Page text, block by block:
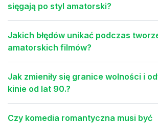
sięgają po styl amatorski?
Jakich błędów unikać podczas
amatorskich filmów?
Jak zmieniły się granice wolności i
kinie od lat 90.?
Czy komedia romantyczna musi być